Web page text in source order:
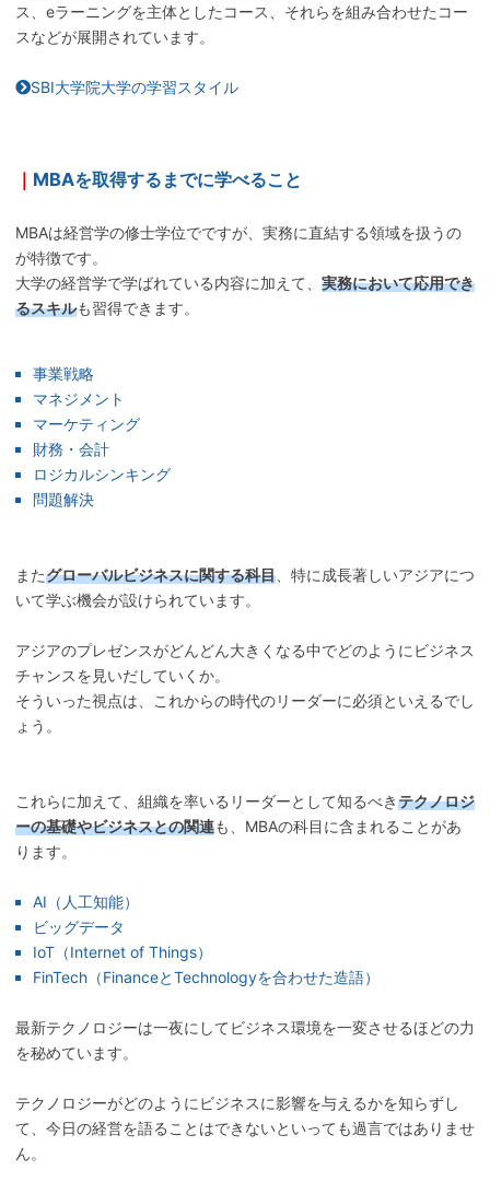
ス、eラーニングを主体としたコース、それらを組み合わせたコー
スなどが展開されています。
SBI大学院大学の学習スタイル
｜ MBAを取得するまでに学べること
MBAは経営学の修士学位でですが、実務に直結する領域を扱うの
が特徴です。
大学の経営学で学ばれている内容に加えて、 実務において応用でき
るスキルも習得できます。
事業戦略
マネジメント
マーケティング
財務・会計
ロジカルシンキング
問題解決
またグローバルビジネスに関する科目、特に成長著しいアジアにつ
いて学ぶ機会が設けられています。
アジアのプレゼンスがどんどん大きくなる中でどのようにビジネス
チャンスを見いだしていくか。
そういった視点は、これからの時代のリーダーに必須といえるでし
ょう。
これらに加えて、組織を率いるリーダーとして知るべきテクノロジ
ーの基礎やビジネスとの関連も、MBAの科目に含まれることがあ
ります。
AI（人工知能）
ビッグデータ
IoT（Internet of Things）
FinTech（FinanceとTechnologyを合わせた造語）
最新テクノロジーは一夜にしてビジネス環境を一変させるほどの力
を秘めています。
テクノロジーがどのようにビジネスに影響を与えるかを知らずし
て、今日の経営を語ることはできないといっても過言ではありませ
ん。